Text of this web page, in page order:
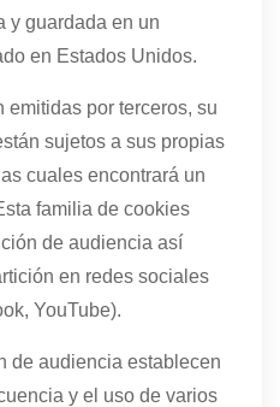
y guardada en un
en Estados Unidos.
emitidas por terceros, su
sujetos a sus propias
cuales encontrará un
familia de cookies
de audiencia así
en redes sociales
YouTube).
de audiencia establecen
y el uso de varios